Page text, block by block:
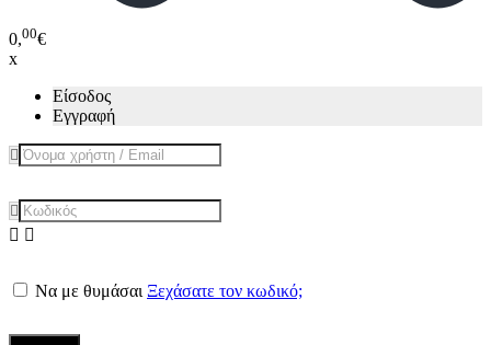
0,00€
x
Είσοδος
Εγγραφή
Να με θυμάσαι Ξεχάσατε τον κωδικό;